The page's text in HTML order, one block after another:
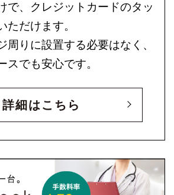
で、クレジットカードのタッ
ただけます。
周りに設置する必要はなく、
スでも安心です。
詳細はこちら